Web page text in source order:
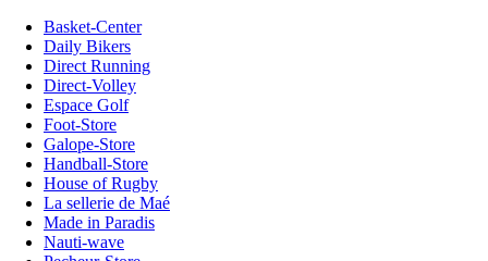
Basket-Center
Daily Bikers
Direct Running
Direct-Volley
Espace Golf
Foot-Store
Galope-Store
Handball-Store
House of Rugby
La sellerie de Maé
Made in Paradis
Nauti-wave